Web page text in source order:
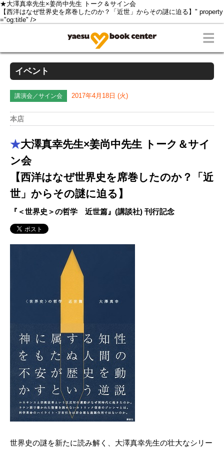
★大澤真幸先生×姜尚中先生 トーク＆サイン会
【西洋はなぜ世界史を席巻したのか？「近世」からその謎に迫る】" property
="og:title" />
イベント
講演会／サイン会 2017年4月18日 (火)
本店
★大澤真幸先生×姜尚中先生 トーク＆サイ
ン会
【西洋はなぜ世界史を席巻したのか？「近
世」からその謎に迫る】
『＜世界史＞の哲学 近世篇』(講談社) 刊行記念
世界史の謎を新たに読み解く、大澤真幸先生の壮大なシリー